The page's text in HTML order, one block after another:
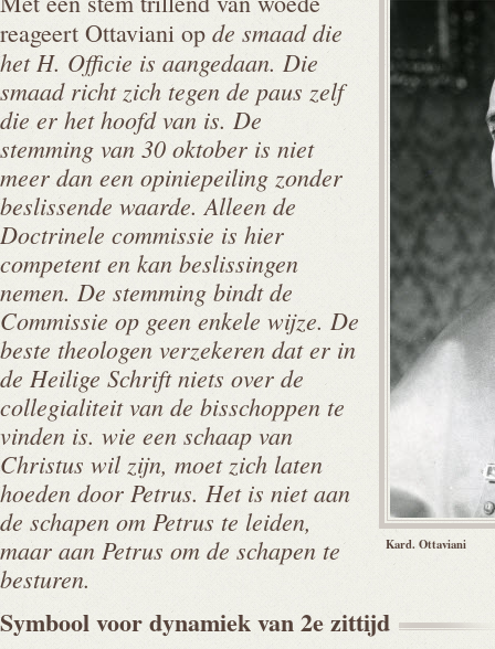
Kard. Ottaviani
reageert Ottaviani op de smaad die
het H. Officie is aangedaan. Die
smaad richt zich tegen de paus zelf
die er het hoofd van is. De
stemming van 30 oktober is niet
meer dan een opiniepeiling zonder
beslissende waarde. Alleen de
Doctrinele commissie is hier
competent en kan beslissingen
nemen. De stemming bindt de
Commissie op geen enkele wijze. De
beste theologen verzekeren dat er in
de Heilige Schrift niets over de
collegialiteit van de bisschoppen te
vinden is. wie een schaap van
Christus wil zijn, moet zich laten
hoeden door Petrus. Het is niet aan
de schapen om Petrus te leiden,
maar aan Petrus om de schapen te
besturen.
Symbool voor dynamiek van 2ezittijd